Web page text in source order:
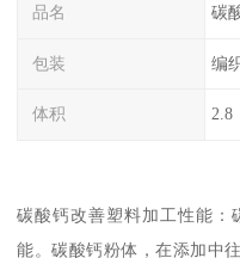
品名 碳
包装 编
体积 2.8
碳酸钙改善塑料加工性能：
能。碳酸钙粉体，在添加中